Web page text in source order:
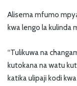
Alisema mfumo
kwa lengo la kulinda
“Tulikuwa na
kutokana na watu
katika ulipaji kodi kwa